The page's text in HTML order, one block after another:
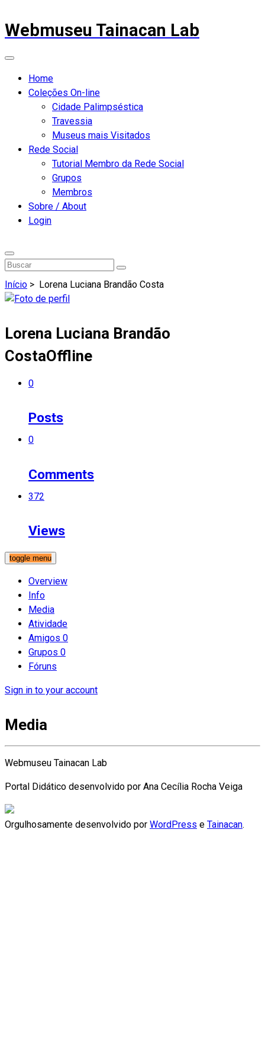
Webmuseu Tainacan Lab
Home
Coleções On-line
Cidade Palimpséstica
Travessia
Museus mais Visitados
Rede Social
Tutorial Membro da Rede Social
Grupos
Membros
Sobre / About
Login
Início > Lorena Luciana Brandão Costa
Lorena Luciana Brandão
CostaOffline
0
Posts
0
Comments
372
Views
toggle menu
Overview
Info
Media
Atividade
Amigos 0
Grupos 0
Fóruns
Sign in to your account
Media
Webmuseu Tainacan Lab
Portal Didático desenvolvido por Ana Cecília Rocha Veiga
Orgulhosamente desenvolvido por WordPress e Tainacan.